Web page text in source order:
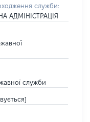
служби:
АДМІНІСТРАЦІЯ
служби